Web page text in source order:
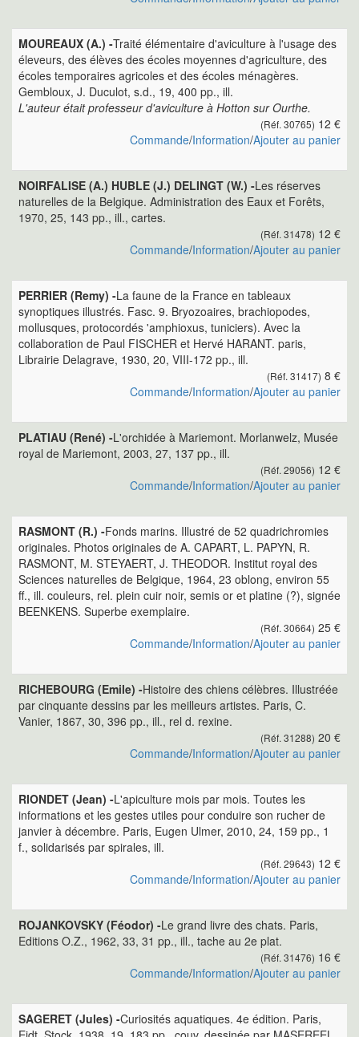
MOUREAUX (A.) -Traité élémentaire d'aviculture à l'usage des
éleveurs, des élèves des écoles moyennes d'agriculture, des
écoles temporaires agricoles et des écoles ménagères.
Gembloux, J. Duculot, s.d., 19, 400 pp., ill.
L'auteur était professeur d'aviculture à Hotton sur Ourthe.
(Réf. 30765) 12 €
Commande/Information/Ajouter au panier
NOIRFALISE (A.) HUBLE (J.) DELINGT (W.) -Les réserves
naturelles de la Belgique. Administration des Eaux et Forêts,
1970, 25, 143 pp., ill., cartes.
(Réf. 31478) 12 €
Commande/Information/Ajouter au panier
PERRIER (Remy) -La faune de la France en tableaux
synoptiques illustrés. Fasc. 9. Bryozoaires, brachiopodes,
mollusques, protocordés 'amphioxus, tuniciers). Avec la
collaboration de Paul FISCHER et Hervé HARANT. paris,
Librairie Delagrave, 1930, 20, VIII-172 pp., ill.
(Réf. 31417) 8 €
Commande/Information/Ajouter au panier
PLATIAU (René) -L'orchidée à Mariemont. Morlanwelz, Musée
royal de Mariemont, 2003, 27, 137 pp., ill.
(Réf. 29056) 12 €
Commande/Information/Ajouter au panier
RASMONT (R.) -Fonds marins. Illustré de 52 quadrichromies
originales. Photos originales de A. CAPART, L. PAPYN, R.
RASMONT, M. STEYAERT, J. THEODOR. Institut royal des
Sciences naturelles de Belgique, 1964, 23 oblong, environ 55
ff., ill. couleurs, rel. plein cuir noir, semis or et platine (?), signée
BEENKENS. Superbe exemplaire.
(Réf. 30664) 25 €
Commande/Information/Ajouter au panier
RICHEBOURG (Emile) -Histoire des chiens célèbres. Illustréée
par cinquante dessins par les meilleurs artistes. Paris, C.
Vanier, 1867, 30, 396 pp., ill., rel d. rexine.
(Réf. 31288) 20 €
Commande/Information/Ajouter au panier
RIONDET (Jean) -L'apiculture mois par mois. Toutes les
informations et les gestes utiles pour conduire son rucher de
janvier à décembre. Paris, Eugen Ulmer, 2010, 24, 159 pp., 1
f., solidarisés par spirales, ill.
(Réf. 29643) 12 €
Commande/Information/Ajouter au panier
ROJANKOVSKY (Féodor) -Le grand livre des chats. Paris,
Editions O.Z., 1962, 33, 31 pp., ill., tache au 2e plat.
(Réf. 31476) 16 €
Commande/Information/Ajouter au panier
SAGERET (Jules) -Curiosités aquatiques. 4e édition. Paris,